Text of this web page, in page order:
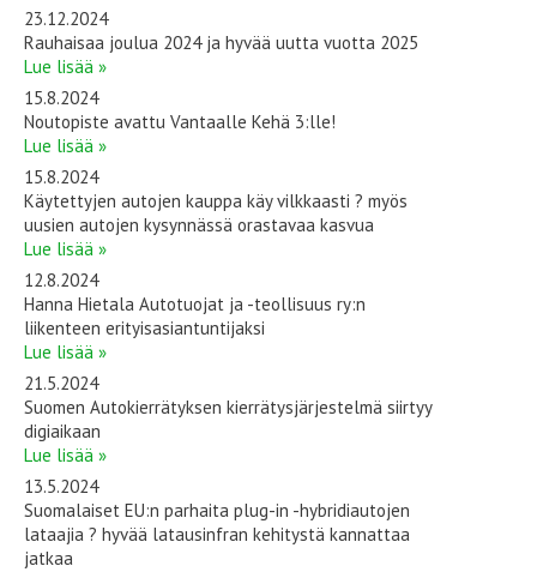
23.12.2024
Rauhaisaa joulua 2024 ja hyvää uutta vuotta 2025
Lue lisää »
15.8.2024
Noutopiste avattu Vantaalle Kehä 3:lle!
Lue lisää »
15.8.2024
Käytettyjen autojen kauppa käy vilkkaasti ? myös
uusien autojen kysynnässä orastavaa kasvua
Lue lisää »
12.8.2024
Hanna Hietala Autotuojat ja -teollisuus ry:n
liikenteen erityisasiantuntijaksi
Lue lisää »
21.5.2024
Suomen Autokierrätyksen kierrätysjärjestelmä siirtyy
digiaikaan
Lue lisää »
13.5.2024
Suomalaiset EU:n parhaita plug-in -hybridiautojen
lataajia ? hyvää latausinfran kehitystä kannattaa
jatkaa